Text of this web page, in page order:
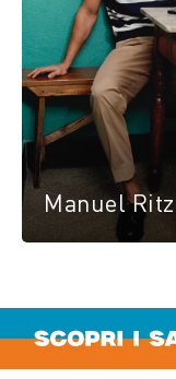
Manuel Ritz